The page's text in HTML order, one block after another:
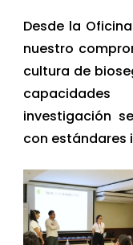
Desde la
nuestro
cultura de
investigación
con estándares